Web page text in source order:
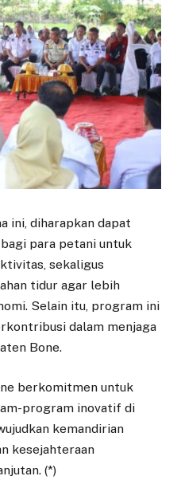
ini, diharapkan dapat
para petani untuk
sekaligus
tidur agar lebih
Selain itu, program ini
dalam menjaga
Bone.
berkomitmen untuk
program inovatif di
kemandirian
kesejahteraan
(*)